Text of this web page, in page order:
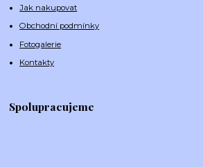
Jak nakupovat
Obchodní podmínky
Fotogalerie
Kontakty
Spolupracujeme